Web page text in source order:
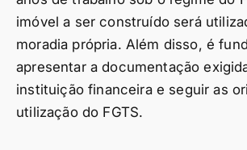
imóvel a ser construído será
moradia própria. Além disso, é
apresentar a documentação
instituição financeira e seguir as
utilização do FGTS.